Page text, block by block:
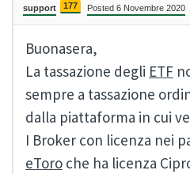
support 177 Posted 6 Novembre 2020
Buonasera,
La tassazione degli ETF
sempre a tassazione
dalla piattaforma in cui
I Broker con licenza nei
eToro che ha licenza